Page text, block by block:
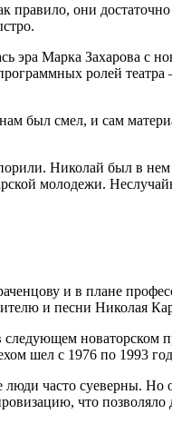
правило, они
эра Марка Захарова
ролей
был смел, и сам
Николай был в нем
молодежи.
и в плане
и песни Николая
шел с 1976 по
часто суеверны.
что позволяло